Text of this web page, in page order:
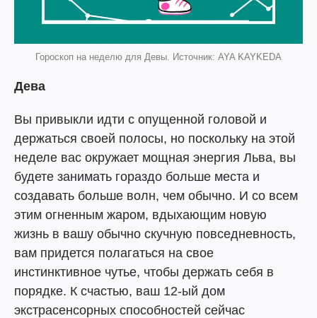
Гороскоп на неделю для Девы. Источник: AYA KAYKEDA
Дева
Вы привыкли идти с опущенной головой и
держаться своей полосы, но поскольку на этой
неделе вас окружает мощная энергия Льва, вы
будете занимать гораздо больше места и
создавать больше волн, чем обычно. И со всем
этим огненным жаром, вдыхающим новую
жизнь в вашу обычно скучную повседневность,
вам придется полагаться на свое
инстинктивное чутье, чтобы держать себя в
порядке. К счастью, ваш 12-ый дом
экстрасенсорных способностей сейчас